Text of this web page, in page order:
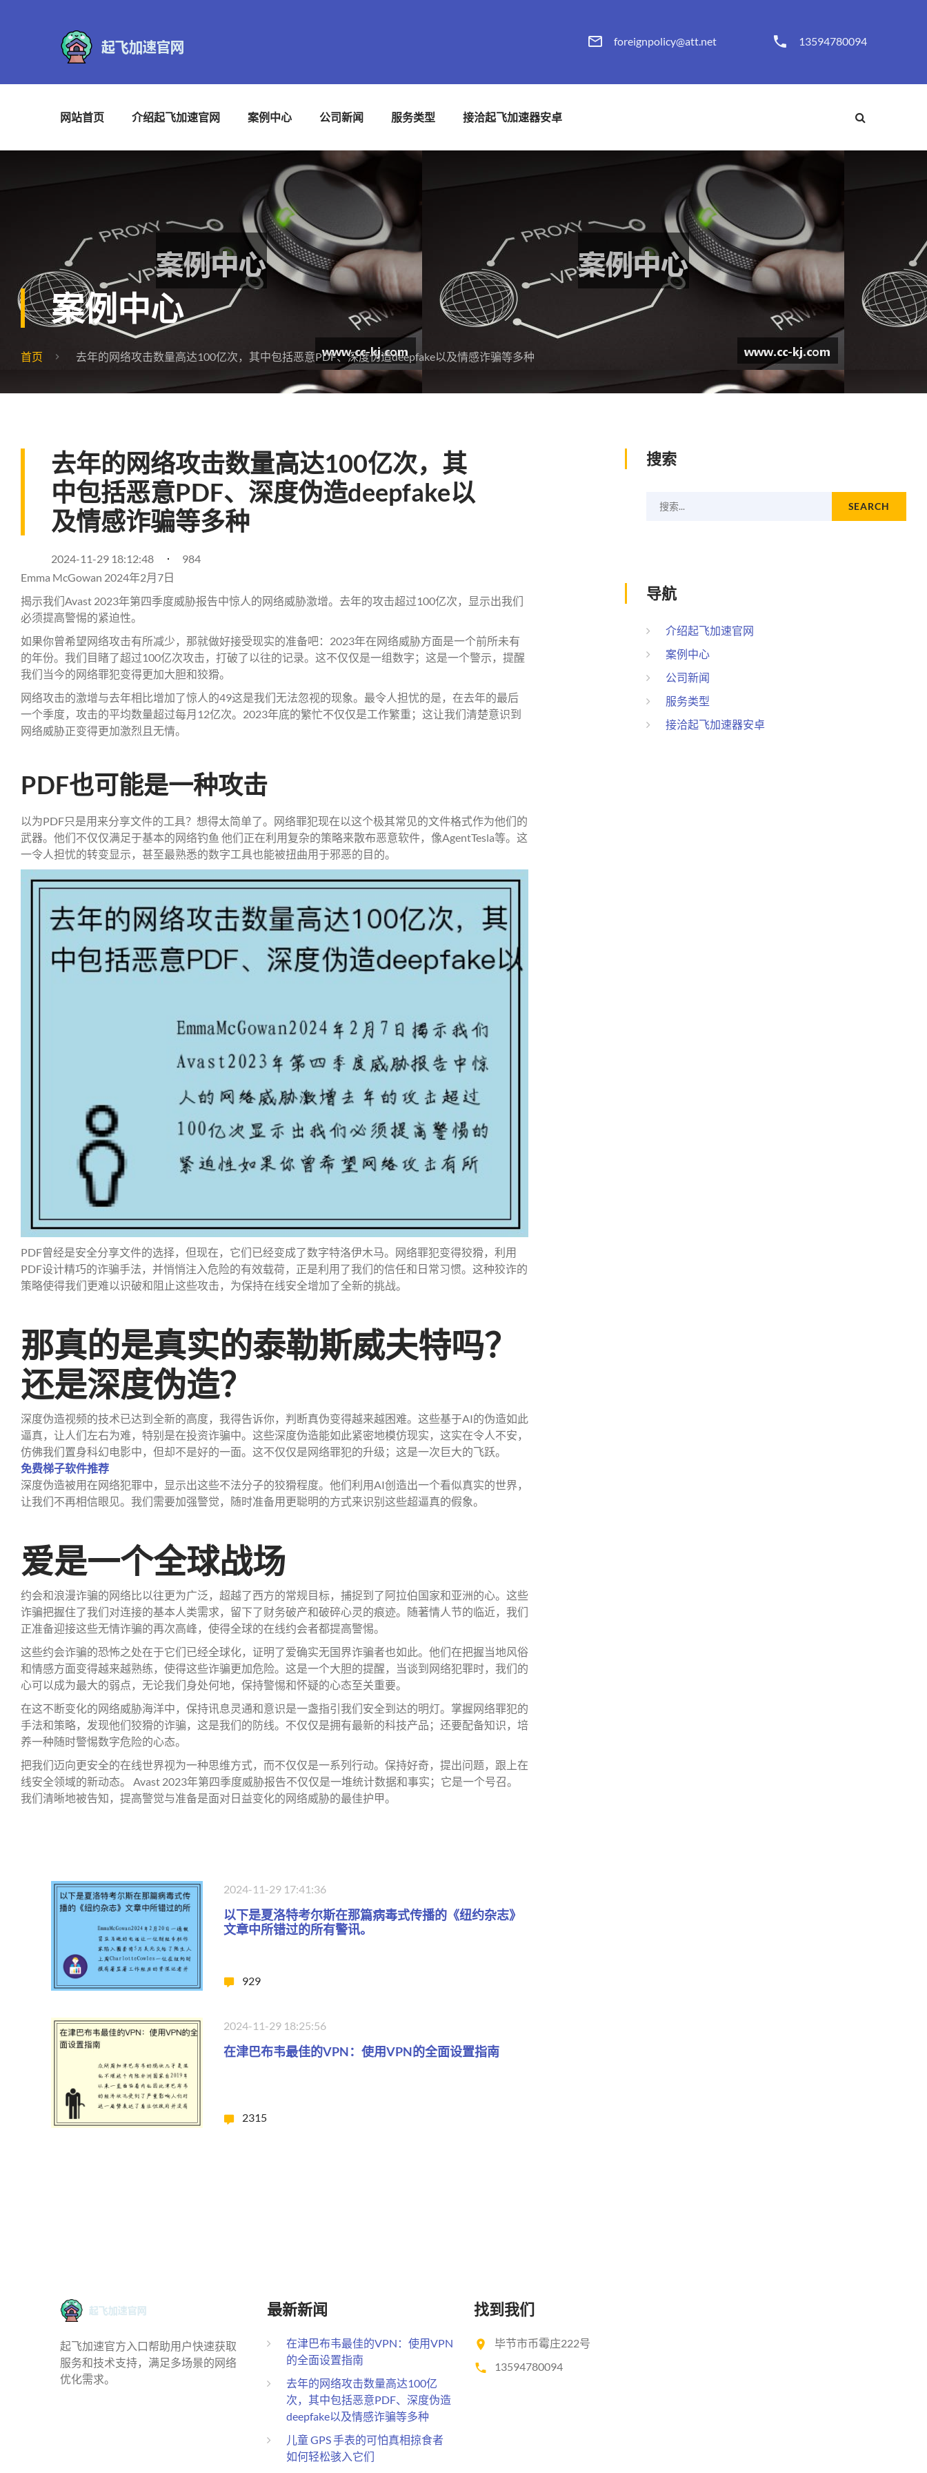
foreignpolicy@att.net 13594780094
网站首页 介绍起飞加速官网 案例中心 公司新闻 服务类型 接洽起飞加速器安卓
案例中心
首页 去年的网络攻击数量高达100亿次，其中包括恶意PDF、深度伪造deepfake以及情感诈骗等多种
去年的网络攻击数量高达100亿次，其
中包括恶意PDF、深度伪造deepfake以
及情感诈骗等多种
2024-11-29 18:12:48
984
Emma McGowan 2024年2月7日
揭示我们Avast 2023年第四季度威胁报告中惊人的网络威胁激增。去年的攻击超过100亿次，显示出我们
必须提高警惕的紧迫性。
如果你曾希望网络攻击有所减少，那就做好接受现实的准备吧：2023年在网络威胁方面是一个前所未有
的年份。我们目睹了超过100亿次攻击，打破了以往的记录。这不仅仅是一组数字；这是一个警示，提醒
我们当今的网络罪犯变得更加大胆和狡猾。
网络攻击的激增与去年相比增加了惊人的49这是我们无法忽视的现象。最令人担忧的是，在去年的最后
一个季度，攻击的平均数量超过每月12亿次。2023年底的繁忙不仅仅是工作繁重；这让我们清楚意识到
网络威胁正变得更加激烈且无情。
PDF也可能是一种攻击
以为PDF只是用来分享文件的工具？想得太简单了。网络罪犯现在以这个极其常见的文件格式作为他们的
武器。他们不仅仅满足于基本的网络钓鱼 他们正在利用复杂的策略来散布恶意软件，像AgentTesla等。这
一令人担忧的转变显示，甚至最熟悉的数字工具也能被扭曲用于邪恶的目的。
PDF曾经是安全分享文件的选择，但现在，它们已经变成了数字特洛伊木马。网络罪犯变得狡猾，利用
PDF设计精巧的诈骗手法，并悄悄注入危险的有效载荷，正是利用了我们的信任和日常习惯。这种狡诈的
策略使得我们更难以识破和阻止这些攻击，为保持在线安全增加了全新的挑战。
那真的是真实的泰勒斯威夫特吗？
还是深度伪造？
深度伪造视频的技术已达到全新的高度，我得告诉你，判断真伪变得越来越困难。这些基于AI的伪造如此
逼真，让人们左右为难，特别是在投资诈骗中。这些深度伪造能如此紧密地模仿现实，这实在令人不安，
仿佛我们置身科幻电影中，但却不是好的一面。这不仅仅是网络罪犯的升级；这是一次巨大的飞跃。
免费梯子软件推荐
深度伪造被用在网络犯罪中，显示出这些不法分子的狡猾程度。他们利用AI创造出一个看似真实的世界，
让我们不再相信眼见。我们需要加强警觉，随时准备用更聪明的方式来识别这些超逼真的假象。
爱是一个全球战场
约会和浪漫诈骗的网络比以往更为广泛，超越了西方的常规目标，捕捉到了阿拉伯国家和亚洲的心。这些
诈骗把握住了我们对连接的基本人类需求，留下了财务破产和破碎心灵的痕迹。随著情人节的临近，我们
正准备迎接这些无情诈骗的再次高峰，使得全球的在线约会者都提高警惕。
这些约会诈骗的恐怖之处在于它们已经全球化，证明了爱确实无国界诈骗者也如此。他们在把握当地风俗
和情感方面变得越来越熟练，使得这些诈骗更加危险。这是一个大胆的提醒，当谈到网络犯罪时，我们的
心可以成为最大的弱点，无论我们身处何地，保持警惕和怀疑的心态至关重要。
在这不断变化的网络威胁海洋中，保持讯息灵通和意识是一盏指引我们安全到达的明灯。掌握网络罪犯的
手法和策略，发现他们狡猾的诈骗，这是我们的防线。不仅仅是拥有最新的科技产品；还要配备知识，培
养一种随时警惕数字危险的心态。
把我们迈向更安全的在线世界视为一种思维方式，而不仅仅是一系列行动。保持好奇，提出问题，跟上在
线安全领域的新动态。 Avast 2023年第四季度威胁报告不仅仅是一堆统计数据和事实；它是一个号召。
我们清晰地被告知，提高警觉与准备是面对日益变化的网络威胁的最佳护甲。
2024-11-29 17:41:36
以下是夏洛特考尔斯在那篇病毒式传播的《纽约杂志》
文章中所错过的所有警讯。
929
2024-11-29 18:25:56
在津巴布韦最佳的VPN：使用VPN的全面设置指南
2315
搜索
搜索... SEARCH
导航
介绍起飞加速官网
案例中心
公司新闻
服务类型
接洽起飞加速器安卓
起飞加速官方入口帮助用户快速获取
服务和技术支持，满足多场景的网络
优化需求。
最新新闻
在津巴布韦最佳的VPN：使用VPN
的全面设置指南
去年的网络攻击数量高达100亿
次，其中包括恶意PDF、深度伪造
deepfake以及情感诈骗等多种
儿童 GPS 手表的可怕真相掠食者
如何轻松骇入它们
找到我们
毕节市币霉庄222号
13594780094